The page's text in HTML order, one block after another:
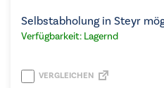
Selbstabholung in Steyr
Verfügbarkeit: Lagernd
VERGLEICHEN